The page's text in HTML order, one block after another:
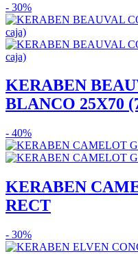
- 30%
KERABEN
BLANCO 25X70
- 40%
KERABEN
RECT
- 30%